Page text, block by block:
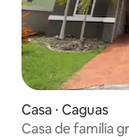
Casa ⋅ Caguas
Casa de família